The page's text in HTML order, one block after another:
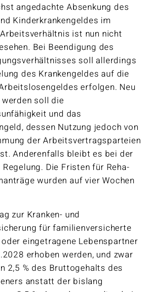
angedachte Absenkung des
Kinderkrankengeldes im
ist nun nicht
Bei Beendigung des
soll allerdings
des Krankengeldes auf die
erfolgen. Neu
soll die
und das
dessen Nutzung jedoch von
der Arbeitsvertragsparteien
Anderenfalls bleibt es bei der
Die Fristen für Reha-
wurden auf vier Wochen
zur Kranken- und
für familienversicherte
eingetragene Lebenspartner
erhoben werden, und zwar
2,5 % des Bruttogehalts des
anstatt der bislang